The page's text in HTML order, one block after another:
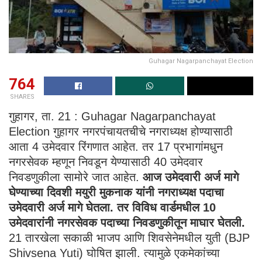
Guhagar Nagarpanchayat Election
764
SHARES
गुहागर, ता. 21 : Guhagar Nagarpanchayat
Election गुहागर नगरपंचायतचीचे नगराध्यक्ष होण्यासाठी
आता 4 उमेदवार रिंगणात आहेत. तर 17 प्रभागांमधुन
नगरसेवक म्हणून निवडून येण्यासाठी 40 उमेदवार
निवडणुकीला सामोरे जात आहेत. आज उमेदवारी अर्ज मागे
घेण्याच्या दिवशी मयुरी मुकनाक यांनी नगराध्यक्ष पदाचा
उमेदवारी अर्ज मागे घेतला. तर विविध वार्डमधील 10
उमेदवारांनी नगरसेवक पदाच्या निवडणुकीतून माघार घेतली.
21 तारखेला सकाळी भाजप आणि शिवसेनेमधील युती (BJP
Shivsena Yuti) घोषित झाली. त्यामुळे एकमेकांच्या